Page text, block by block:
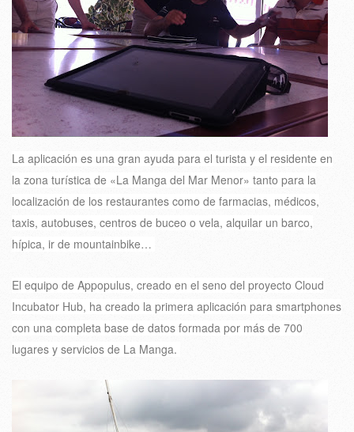
La aplicación es una gran ayuda para el turista y el residente en
la zona turística de «La Manga del Mar Menor» tanto para la
localización de los restaurantes como de farmacias, médicos,
taxis, autobuses, centros de buceo o vela, alquilar un barco,
hípica, ir de mountainbike…
El equipo de Appopulus, creado en el seno del proyecto Cloud
Incubator Hub, ha creado la primera aplicación para smartphones
con una completa base de datos formada por más de 700
lugares y servicios de La Manga.